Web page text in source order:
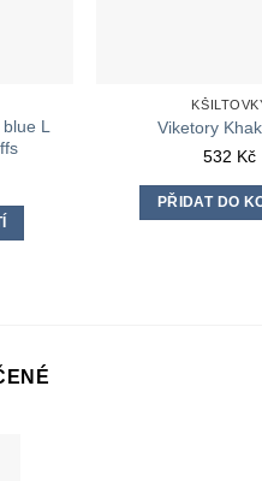
blue L
Viketory
532 Kč
PŘIDAT DO